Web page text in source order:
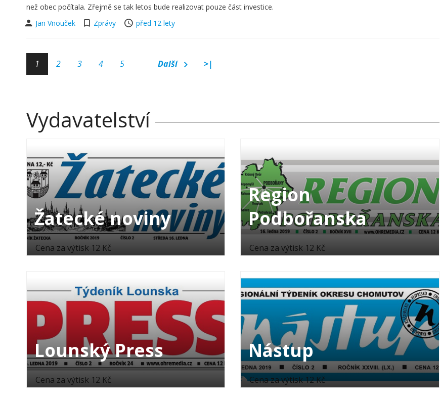
než obec počítala. Zřejmě se tak letos bude realizovat pouze část investice.
Jan Vnouček
Zprávy před 12 lety
1 2 3 4 5 Další >|
Vydavatelství
Žatecké noviny
Cena za výtisk 12 Kč
Lounský Press
Cena za výtisk 12 Kč
Region
Podbořanska
Cena za výtisk 12 Kč
Nástup
Cena za výtisk 12 Kč